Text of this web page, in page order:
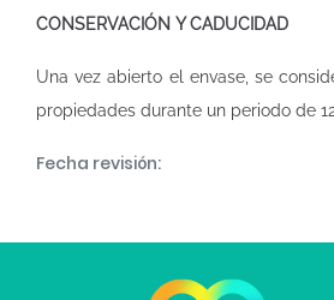
CONSERVACIÓN Y CADUCIDAD
Una vez abierto el envase, se
propiedades durante un periodo de
Fecha revisión: